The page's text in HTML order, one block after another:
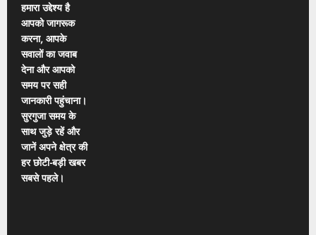
हमारा उद्देश्य है
आपको जागरूक
करना, आपके
सवालों का जवाब
देना और आपको
समय पर सही
जानकारी पहुंचाना।
सुरगुजा समय के
साथ जुड़े रहें और
जानें अपने क्षेत्र की
हर छोटी-बड़ी खबर
सबसे पहले।